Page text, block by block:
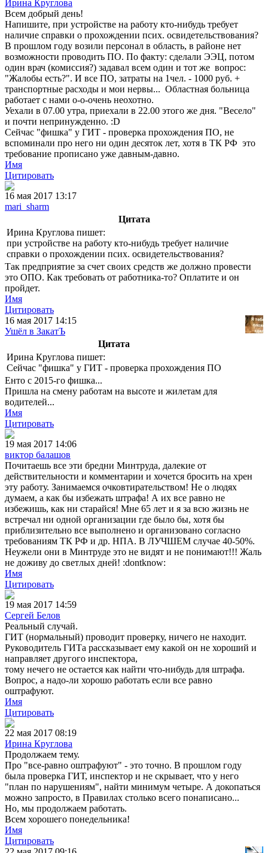
Ирина Круглова
Всем добрый день!
Напишите, при устройстве на работу кто-нибудь требует
наличие справки о прохождении псих. освидетельствования?
В прошлом году возили персонал в область, в районе нет
возможности проводить ПО. По факту: сделали ЭЭЦ, потом
один врач (комиссия?) задавал всем один и тот же вопрос:
"Жалобы есть?". И все ПО, затраты на 1чел. - 1000 руб. +
транспортные расходы и мои нервы... Областная больница
работает с нами о-о-очень неохотно.
Уехали в 07.00 утра, приехали в 22.00 этого же дня. "Весело"
и почти непринужденно. :D
Сейчас "фишка" у ГИТ - проверка прохождения ПО, не
вспоминали про него ни один десяток лет, хотя в ТК РФ это
требование прописано уже давным-давно.
Имя
Цитировать
16 мая 2017 13:17
mari_sharm
Цитата
Ирина Круглова пишет:
при устройстве на работу кто-нибудь требует наличие
справки о прохождении псих. освидетельствования?
Так предприятие за счет своих средств же должно провести
это ОПО. Как требовать от работника-то? Оплатите и он
пройдет.
Имя
Цитировать
16 мая 2017 14:15
Ушёл в ЗакатЪ
Цитата
Ирина Круглова пишет:
Сейчас "фишка" у ГИТ - проверка прохождения ПО
Енто с 2015-го фишка...
Пришла на смену работам на высоте и жилетам для
водителей...
Имя
Цитировать
19 мая 2017 14:06
виктор балашов
Почитаешь все эти бредни Минтруда, далекие от
действительности и комментарии и хочется бросить на хрен
эту работу. Занимаемся очковтирательством! Не о людях
думаем, а как бы избежать штрафа! А их все равно не
избежишь, как ни старайся! Мне 65 лет и я за всю жизнь не
встречал ни одной организации где было бы, хотя бы
приблизительно все выполнено и организовано согласно
требованиям ТК РФ и др. НПА. В ЛУЧШЕМ случае 40-50%.
Неужели они в Минтруде это не видят и не понимают!!! Жаль
не доживу до светлых дней! :dontknow:
Имя
Цитировать
19 мая 2017 14:59
Сергей Белов
Реальный случай.
ГИТ (нормальный) проводит проверку, ничего не находит.
Руководитель ГИТа рассказывает ему какой он не хороший и
направляет другого инспектора,
тому нечего не остается как найти что-нибудь для штрафа.
Вопрос, а надо-ли хорошо работать если все равно
оштрафуют.
Имя
Цитировать
22 мая 2017 08:19
Ирина Круглова
Продолжаем тему.
Про "все-равно оштрафуют" - это точно. В прошлом году
была проверка ГИТ, инспектор и не скрывает, что у него
"план по нарушениям", найти минимум четыре. А докопаться
можно запросто, в Правилах столько всего понаписано...
Но, мы продолжаем работать.
Всем хорошего понедельника!
Имя
Цитировать